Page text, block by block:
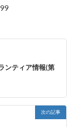
ンティア情報(第
次の記事